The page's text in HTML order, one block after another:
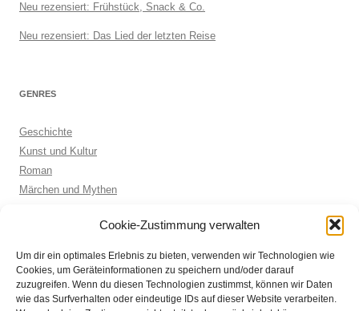
Cookie-Zustimmung verwalten
Um dir ein optimales Erlebnis zu bieten, verwenden wir Technologien wie
Cookies, um Geräteinformationen zu speichern und/oder darauf
zuzugreifen. Wenn du diesen Technologien zustimmst, können wir Daten
wie das Surfverhalten oder eindeutige IDs auf dieser Website verarbeiten.
Neu rezensiert: Frühstück, Snack & Co.
Neu rezensiert: Das Lied der letzten Reise
GENRES
Geschichte
Kunst und Kultur
Roman
Märchen und Mythen
Sachbuch allgemein